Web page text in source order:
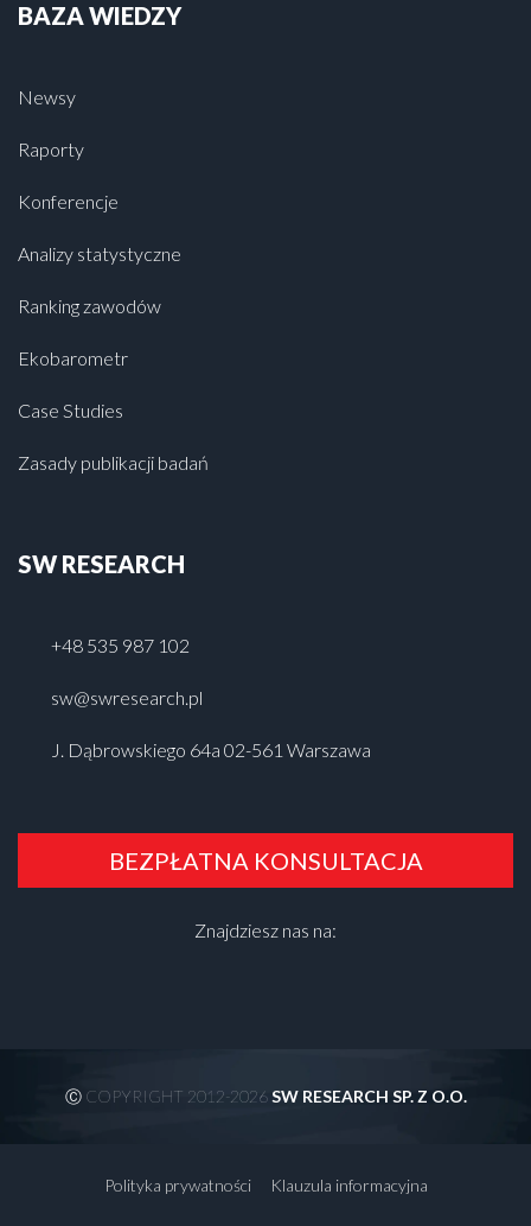
BAZA WIEDZY
Newsy
Raporty
Konferencje
Analizy statystyczne
Ranking zawodów
Ekobarometr
Case Studies
Zasady publikacji badań
SW RESEARCH
+48 535 987 102
sw@swresearch.pl
J. Dąbrowskiego 64a 02-561 Warszawa
BEZPŁATNA KONSULTACJA
Znajdziesz nas na:
Ⓒ COPYRIGHT 2012-2026SW RESEARCH SP. Z O.O.
Polityka prywatności Klauzula informacyjna